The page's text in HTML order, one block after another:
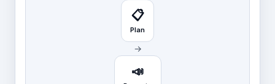
📋
Plan
→
📣